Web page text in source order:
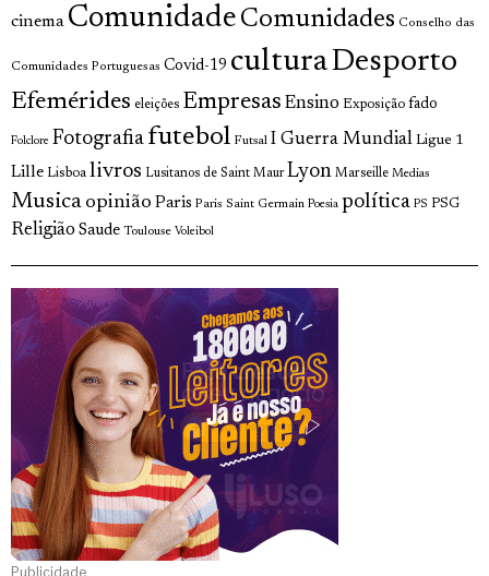
cinema Comunidade Comunidades Conselho das
Comunidades Portuguesas Covid-19 culturaDesporto
Efemérides eleições Empresas Ensino Exposição fado
Folclore Fotografia futebol Futsal I Guerra Mundial Ligue 1
Lille Lisboa livros Lusitanos de Saint Maur Lyon Marseille Medias
Musica opinião Paris Paris Saint Germain Poesia política PS PSG
Religião Saude Toulouse Voleibol
Publicidade